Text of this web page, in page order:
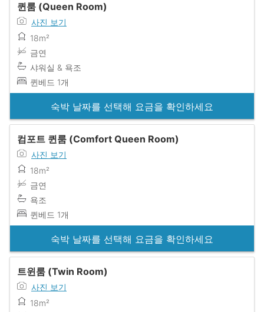
퀸룸 (Queen Room)
사진 보기
18m²
금연
샤워실 & 욕조
퀸베드 1개
숙박 날짜를 선택해 요금을 확인하세요
컴포트 퀸룸 (Comfort Queen Room)
사진 보기
18m²
금연
욕조
퀸베드 1개
숙박 날짜를 선택해 요금을 확인하세요
트윈룸 (Twin Room)
사진 보기
18m²